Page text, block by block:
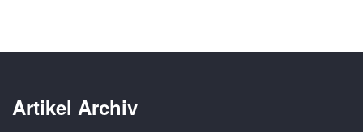
Artikel Archiv